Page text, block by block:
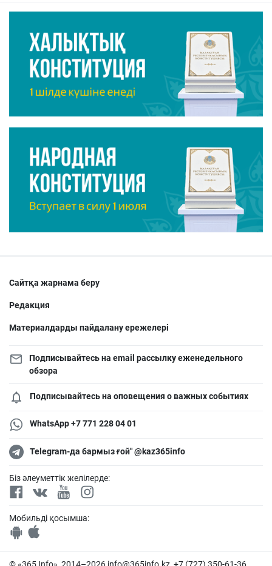
Сайтқа жарнама беру
Редакция
Материалдарды пайдалану ережелері
Подписывайтесь на email рассылку еженедельного
обзора
Подписывайтесь на оповещения о важных событиях
WhatsApp +7 771 228 04 01
Telegram-да бармыз ғой" @kaz365info
Біз әлеуметтік желілерде:
Мобильді қосымша:
© «365 Info», 2014–2026 info@365info.kz , +7 (727) 350-61-36